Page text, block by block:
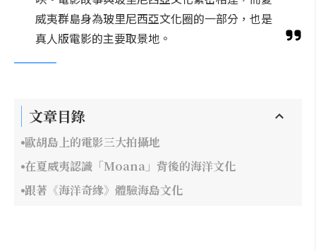
威夷群島身為玻里尼西亞文化圈的一部分，也是
真人版電影的主要取景地。
文章目錄
歐胡島上的電影三大拍攝地
在夏威夷認識「Moana」背後的海洋文化
跟著《海洋奇緣》體驗海島文化